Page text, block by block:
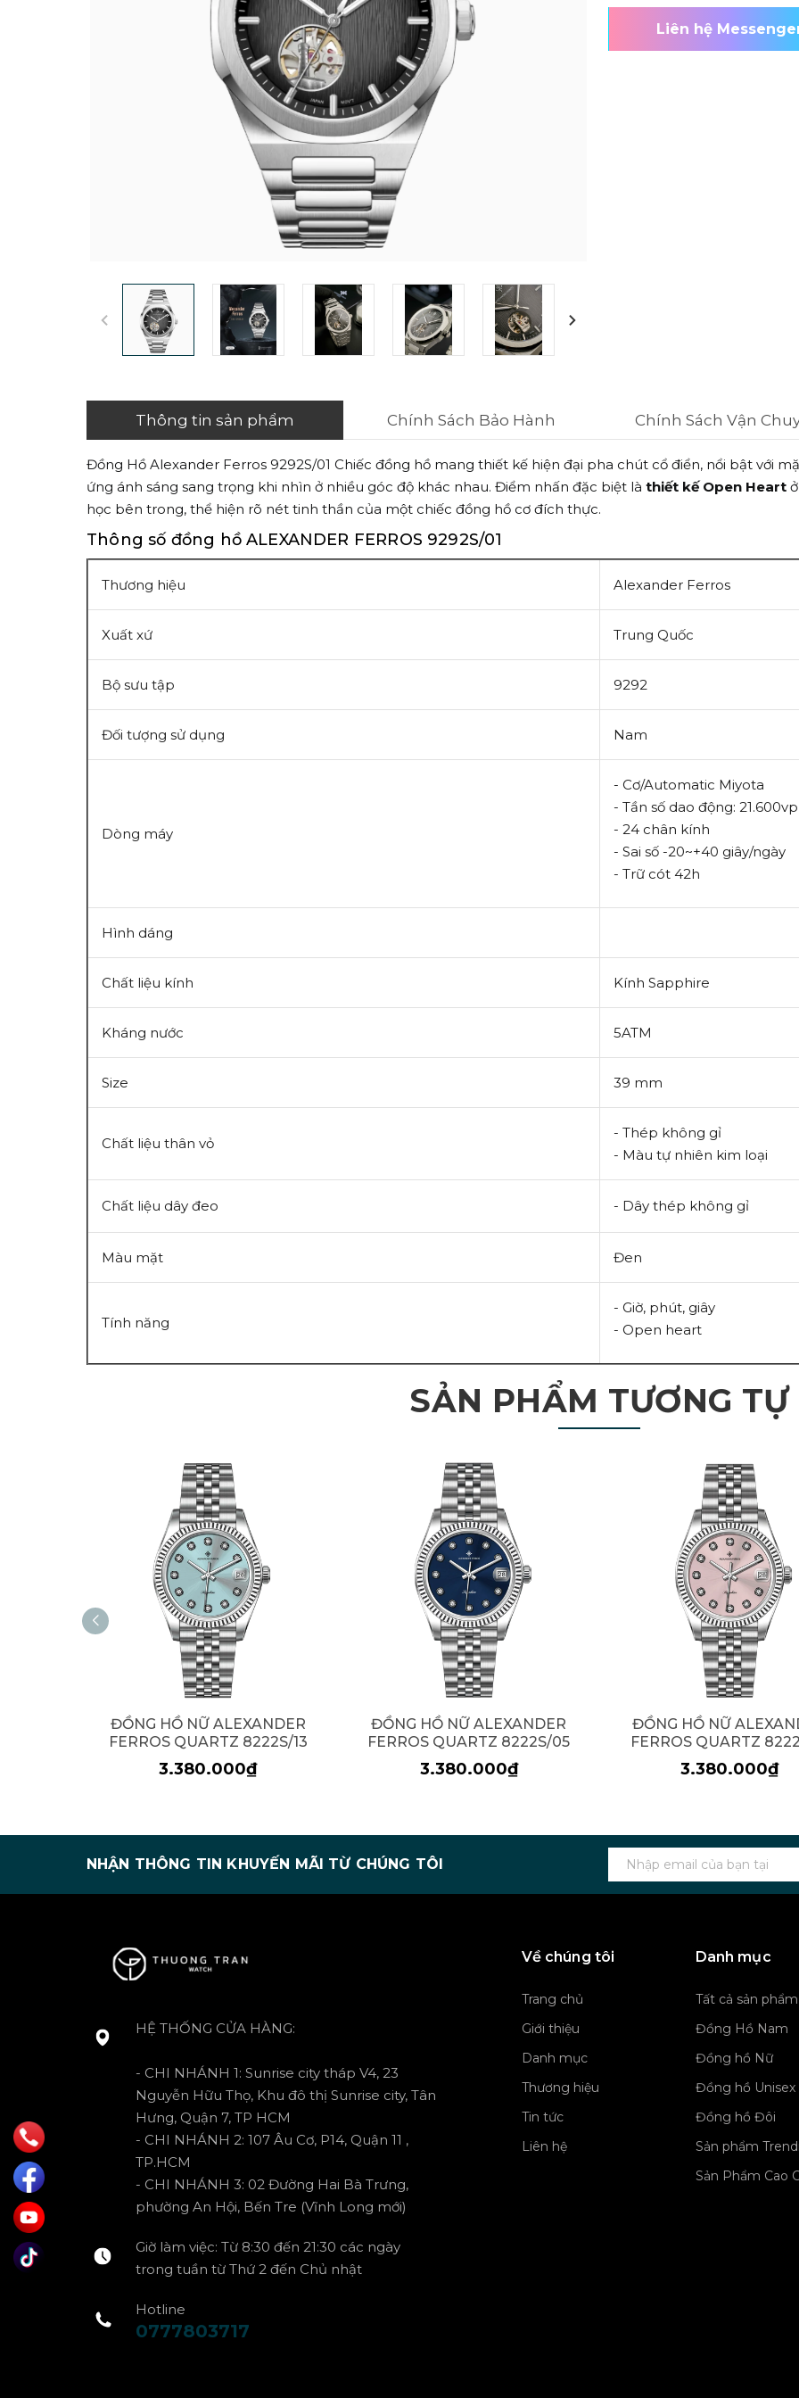
Liên hệ
Thông tin sản phẩm Chính Sách Bảo Hành Chính Sách Vận
Đồng Hồ Alexander Ferros 9292S/01 Chiếc đồng hồ mang thiết kế hiện đại pha chút cổ điển, nổi bật với
ứng ánh sáng sang trọng khi nhìn ở nhiều góc độ khác nhau. Điểm nhấn đặc biệt là thiết kế Open Heart
học bên trong, thể hiện rõ nét tinh thần của một chiếc đồng hồ cơ đích thực.
Thông số đồng hồ ALEXANDER FERROS 9292S/01
Thương hiệu Alexander Ferros
Xuất xứ Trung Quốc
Bộ sưu tập 9292
Đối tượng sử dụng Nam
Dòng máy
- Cơ/Automatic Miyota
- Tần số dao động:
- 24 chân kính
- Sai số -20~+40 giây/ngày
- Trữ cót 42h
Hình dáng
Chất liệu kính Kính Sapphire
Kháng nước 5ATM
Size 39 mm
Chất liệu thân vỏ
- Thép không gỉ
- Màu tự nhiên kim loại
Chất liệu dây đeo - Dây thép không gỉ
Màu mặt Đen
Tính năng
- Giờ, phút, giây
- Open heart
SẢN PHẨM TƯƠNG TỰ
ĐỒNG HỒ NỮ ALEXANDER
FERROS QUARTZ 8222S/13
3.380.000₫
ĐỒNG HỒ NỮ ALEXANDER
FERROS QUARTZ 8222S/05
3.380.000₫
ĐỒNG HỒ NỮ
FERROS QUARTZ
3.380.000₫
NHẬN THÔNG TIN KHUYẾN MÃI TỪ CHÚNG TÔI
HỆ THỐNG CỬA HÀNG:
- CHI NHÁNH 1: Sunrise city tháp V4, 23
Nguyễn Hữu Thọ, Khu đô thị Sunrise city, Tân
Hưng, Quận 7, TP HCM
- CHI NHÁNH 2: 107 Âu Cơ, P14, Quận 11 ,
TP.HCM
- CHI NHÁNH 3: 02 Đường Hai Bà Trưng,
phường An Hội, Bến Tre (Vĩnh Long mới)
Giờ làm việc: Từ 8:30 đến 21:30 các ngày
trong tuần từ Thứ 2 đến Chủ nhật
Hotline
0777803717
Về chúng tôi
Trang chủ
Giới thiệu
Danh mục
Thương hiệu
Tin tức
Liên hệ
Danh mục
Tất cả sản phẩm
Đồng Hồ Nam
Đồng hồ Nữ
Đồng hồ Unisex
Đồng hồ Đôi
Sản phẩm
Sản Phẩm Cao